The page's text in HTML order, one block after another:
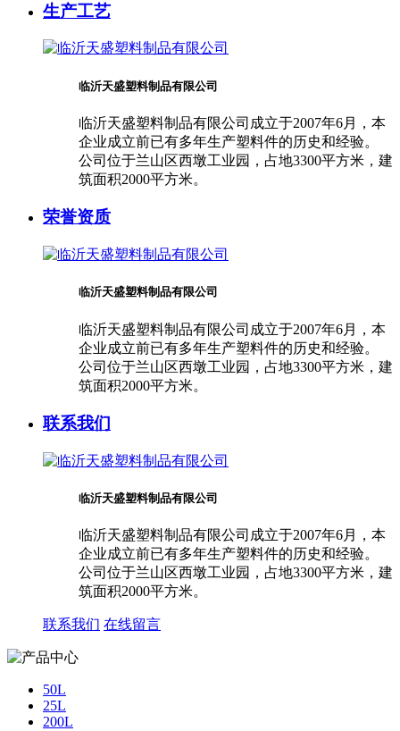
生产工艺
临沂天盛塑料制品有限公司
临沂天盛塑料制品有限公司成立于2007年6月，本
企业成立前已有多年生产塑料件的历史和经验。
公司位于兰山区西墩工业园，占地3300平方米，建
筑面积2000平方米。
荣誉资质
临沂天盛塑料制品有限公司
临沂天盛塑料制品有限公司成立于2007年6月，本
企业成立前已有多年生产塑料件的历史和经验。
公司位于兰山区西墩工业园，占地3300平方米，建
筑面积2000平方米。
联系我们
临沂天盛塑料制品有限公司
临沂天盛塑料制品有限公司成立于2007年6月，本
企业成立前已有多年生产塑料件的历史和经验。
公司位于兰山区西墩工业园，占地3300平方米，建
筑面积2000平方米。
联系我们 在线留言
50L
25L
200L